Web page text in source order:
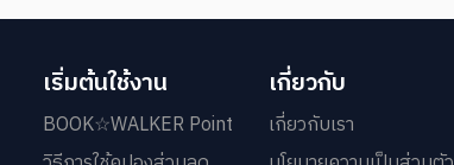
เริ่มต้นใช้งาน
BOOK☆WALKER Point
เกี่ยวกับ
เกี่ยวกับเรา